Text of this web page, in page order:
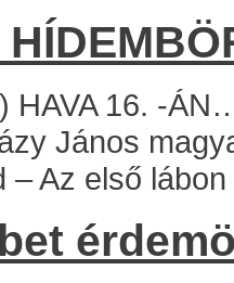
HAVA 16. -
János
– Az első